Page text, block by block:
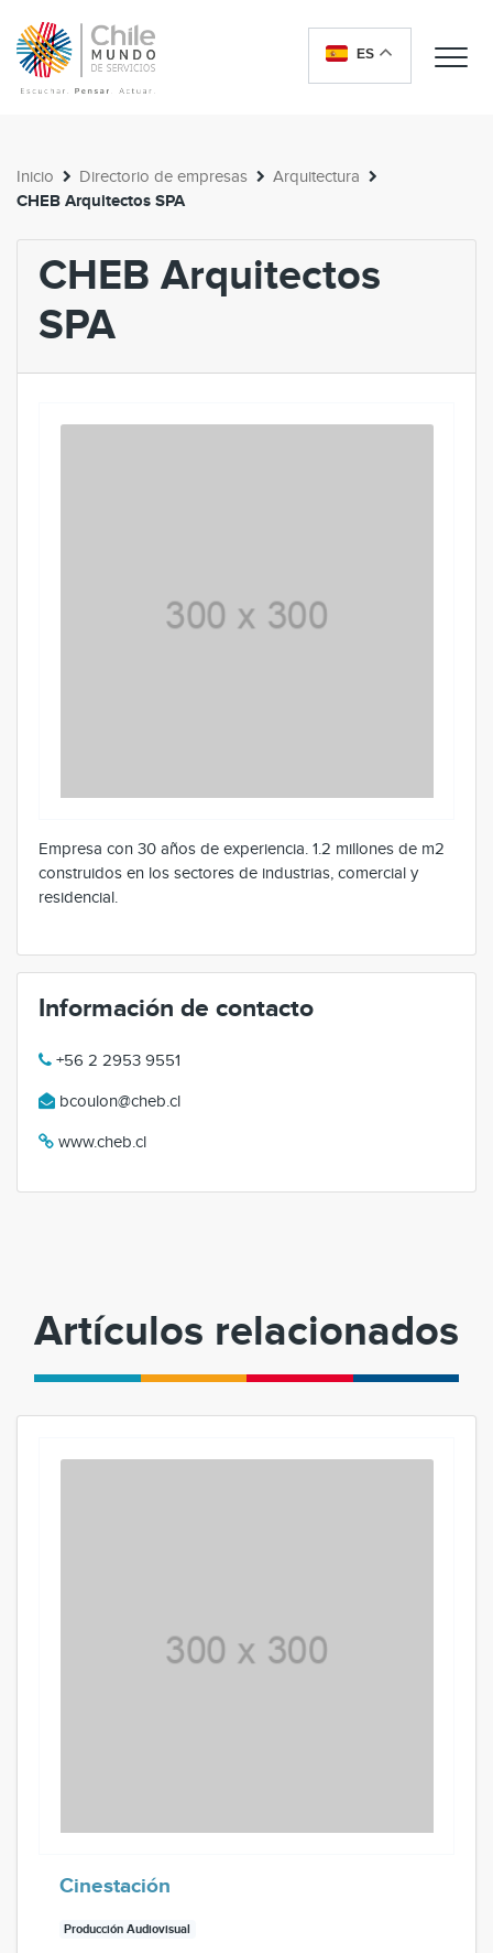
ES
Inicio Directorio de empresas Arquitectura
CHEB Arquitectos SPA
CHEB Arquitectos
SPA
Empresa con 30 años de experiencia. 1.2 millones de m2
construidos en los sectores de industrias, comercial y
residencial.
Información de contacto
+56 2 2953 9551
bcoulon@cheb.cl
www.cheb.cl
Artículos relacionados
Cinestación
Producción Audiovisual